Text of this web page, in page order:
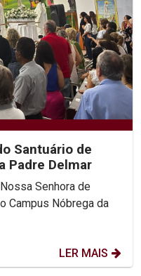
Santuário de
Padre Delmar
Senhora de
Campus Nóbrega da
LER MAIS